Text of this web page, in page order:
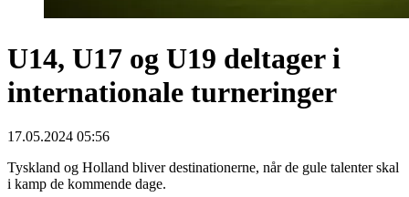
U14, U17 og U19 deltager i
internationale turneringer
17.05.2024 05:56
Tyskland og Holland bliver destinationerne, når de gule talenter skal
i kamp de kommende dage.